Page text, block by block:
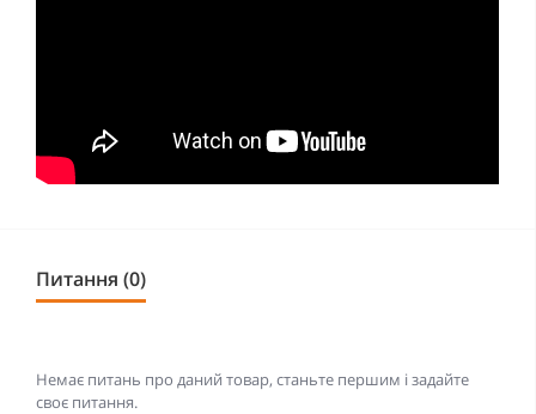
Питання (0)
Немає питань про даний товар, станьте першим і задайте
своє питання.